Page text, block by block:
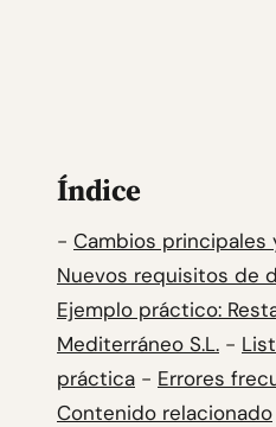
Índice
- Cambios
Nuevos requisitos de
Ejemplo práctico:
Mediterráneo S.L. -
práctica - Errores
Contenido relacionado